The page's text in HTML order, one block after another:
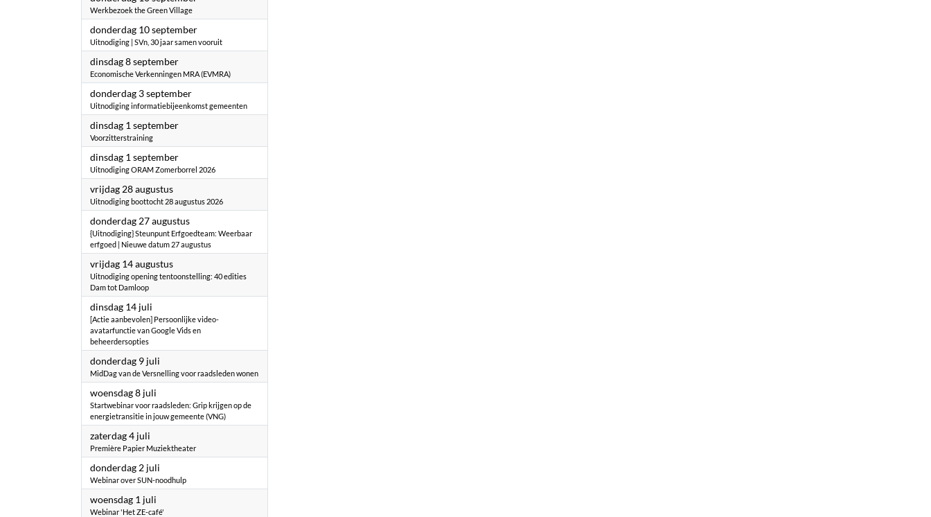
Werkbezoek the Green Village
donderdag 10 september2026
Uitnodiging | SVn, 30 jaar samen vooruit
dinsdag 8 september2026
Economische Verkenningen MRA (EVMRA)
donderdag 3 september2026
Uitnodiging informatiebijeenkomst gemeenten
dinsdag 1 september2026
Voorzitterstraining
dinsdag 1 september2026
Uitnodiging ORAM Zomerborrel 2026
vrijdag 28 augustus2026
Uitnodiging boottocht 28 augustus 2026
donderdag 27 augustus2026
{Uitnodiging} Steunpunt Erfgoedteam: Weerbaar
erfgoed | Nieuwe datum 27 augustus
vrijdag 14 augustus2026
Uitnodiging opening tentoonstelling: 40 edities
Dam tot Damloop
dinsdag 14 juli
[Actie aanbevolen] Persoonlijke video-
avatarfunctie van Google Vids en
beheerdersopties
donderdag 9 juli
MidDag van de Versnelling voor raadsleden wonen
woensdag 8 juli
Startwebinar voor raadsleden: Grip krijgen op de
energietransitie in jouw gemeente (VNG)
zaterdag 4 juli
Première Papier Muziektheater
donderdag 2 juli
Webinar over SUN-noodhulp
woensdag 1 juli
Webinar 'Het ZE-café'